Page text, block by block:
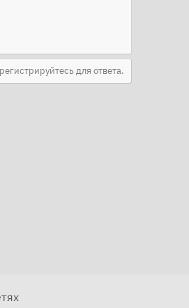
для ответа.